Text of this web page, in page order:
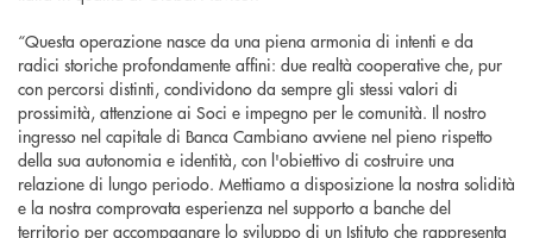
“Questa operazione nasce da una piena armonia di intenti e da
radici storiche profondamente affini: due realtà cooperative che, pur
con percorsi distinti, condividono da sempre gli stessi valori di
prossimità, attenzione ai Soci e impegno per le comunità. Il nostro
ingresso nel capitale di Banca Cambiano avviene nel pieno rispetto
della sua autonomia e identità, con l'obiettivo di costruire una
relazione di lungo periodo. Mettiamo a disposizione la nostra solidità
e la nostra comprovata esperienza nel supporto a banche del
territorio per accompagnare lo sviluppo di un Istituto che rappresenta